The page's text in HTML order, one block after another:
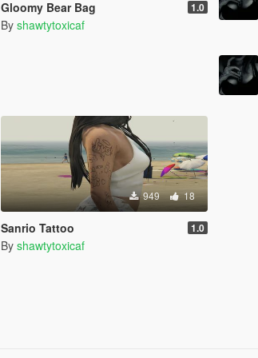
Gloomy Bear Bag 1.0
By shawtytoxicaf
949 18
Sanrio Tattoo 1.0
By shawtytoxicaf